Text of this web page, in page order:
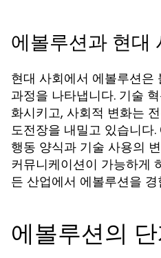
에볼루션과 현대
현대 사회에서 에볼루션은
과정을 나타냅니다. 기술
화시키고, 사회적 변화는
도전장을 내밀고 있습니다
행동 양식과 기술 사용의
커뮤니케이션이 가능하게
든 산업에서 에볼루션을
에볼루션의